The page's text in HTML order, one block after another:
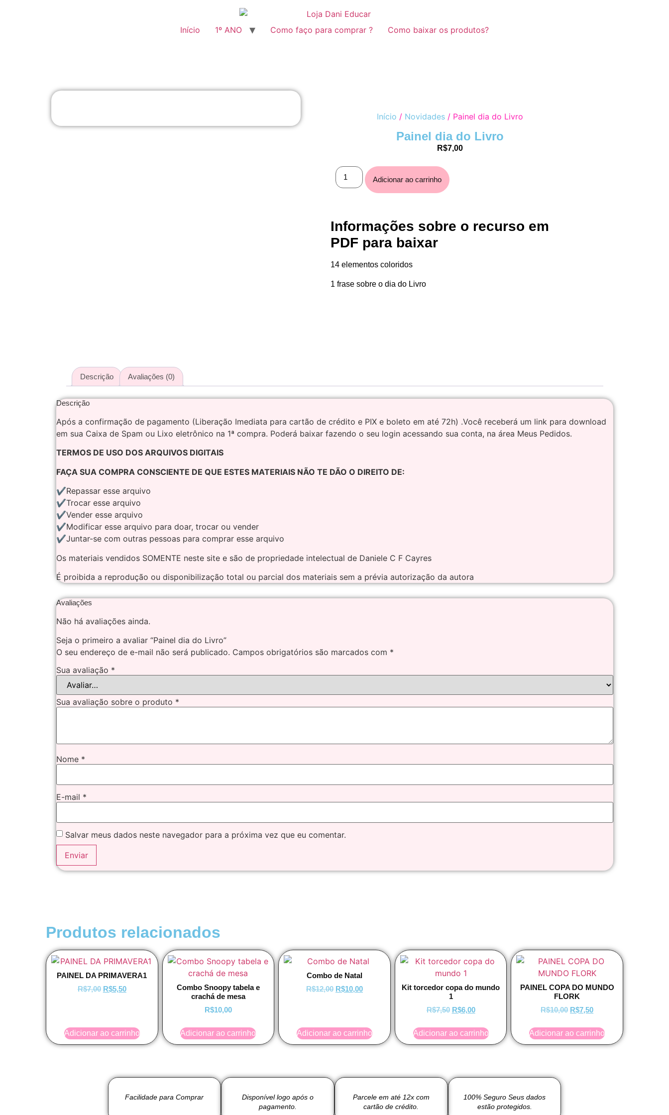
Início 1º ANO Como faço para comprar ? Como baixar os produtos?
Início / Novidades/ Painel dia do Livro
Painel dia do Livro
R$7,00
Adicionar ao carrinho
Informações sobre o recurso em
PDF para baixar
14 elementos coloridos
1 frase sobre o dia do Livro
Descrição Avaliações (0)
Descrição
Após a confirmação de pagamento (Liberação Imediata para cartão de crédito e PIX e boleto em até 72h) .Você receberá um link para download
em sua Caixa de Spam ou Lixo eletrônico na 1ª compra. Poderá baixar fazendo o seu login acessando sua conta, na área Meus Pedidos.
TERMOS DE USO DOS ARQUIVOS DIGITAIS
FAÇA SUA COMPRA CONSCIENTE DE QUE ESTES MATERIAIS NÃO TE DÃO O DIREITO DE:
✔Repassar esse arquivo
✔Trocar esse arquivo
✔Vender esse arquivo
✔Modificar esse arquivo para doar, trocar ou vender
✔Juntar-se com outras pessoas para comprar esse arquivo
Os materiais vendidos SOMENTE neste site e são de propriedade intelectual de Daniele C F Cayres
É proibida a reprodução ou disponibilização total ou parcial dos materiais sem a prévia autorização da autora
Avaliações
Não há avaliações ainda.
Seja o primeiro a avaliar “Painel dia do Livro”
O seu endereço de e-mail não será publicado. Campos obrigatórios são marcados com *
Sua avaliação *
Sua avaliação sobre o produto *
Nome *
E-mail *
Salvar meus dados neste navegador para a próxima vez que eu comentar.
Produtos relacionados
PAINEL DA PRIMAVERA1
R$7,00 R$5,50
Adicionar ao carrinho
Combo Snoopy tabela e
crachá de mesa
R$10,00
Adicionar ao carrinho
Combo de Natal
R$12,00 R$10,00
Adicionar ao carrinho
Kit torcedor copa do mundo
1
R$7,50 R$6,00
Adicionar ao carrinho
PAINEL COPA DO MUNDO
FLORK
R$10,00 R$7,50
Adicionar ao carrinho
Facilidade para Comprar
Disponível logo após o
pagamento.
Parcele em até 12x com
cartão de crédito.
100% Seguro Seus dados
estão protegidos.